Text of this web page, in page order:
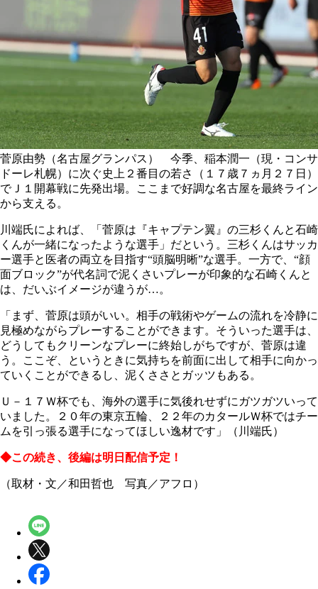
菅原由勢（名古屋グランパス） 今季、稲本潤一（現・コンサ
ドーレ札幌）に次ぐ史上２番目の若さ（１７歳７ヵ月２７日）
でＪ１開幕戦に先発出場。ここまで好調な名古屋を最終ライン
から支える。
川端氏によれば、「菅原は『キャプテン翼』の三杉くんと石崎
くんが一緒になったような選手」だという。三杉くんはサッカ
ー選手と医者の両立を目指す“頭脳明晰”な選手。一方で、“顔
面ブロック”が代名詞で泥くさいプレーが印象的な石崎くんと
は、だいぶイメージが違うが…。
「まず、菅原は頭がいい。相手の戦術やゲームの流れを冷静に
見極めながらプレーすることができます。そういった選手は、
どうしてもクリーンなプレーに終始しがちですが、菅原は違
う。ここぞ、というときに気持ちを前面に出して相手に向かっ
ていくことができるし、泥くささとガッツもある。
Ｕ－１７Ｗ杯でも、海外の選手に気後れせずにガツガツいって
いました。２０年の東京五輪、２２年のカタールＷ杯ではチー
ムを引っ張る選手になってほしい逸材です」（川端氏）
◆この続き、後編は明日配信予定！
（取材・文／和田哲也 写真／アフロ）